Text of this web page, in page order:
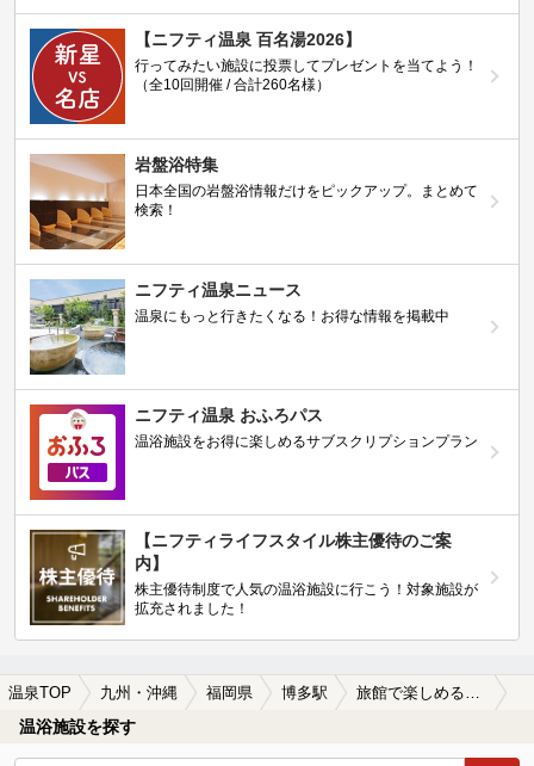
【ニフティ温泉 百名湯2026】
行ってみたい施設に投票してプレゼントを当てよう！
（全10回開催 / 合計260名様）
岩盤浴特集
日本全国の岩盤浴情報だけをピックアップ。まとめて
検索！
ニフティ温泉ニュース
温泉にもっと行きたくなる！お得な情報を掲載中
ニフティ温泉 おふろパス
温浴施設をお得に楽しめるサブスクリプションプラン
【ニフティライフスタイル株主優待のご案
内】
株主優待制度で人気の温浴施設に行こう！対象施設が
拡充されました！
温泉TOP 九州・沖縄 福岡県 博多駅 旅館で楽しめる博多駅近くの温泉、日帰り温泉、スーパー銭湯おすすめ
温浴施設を探す